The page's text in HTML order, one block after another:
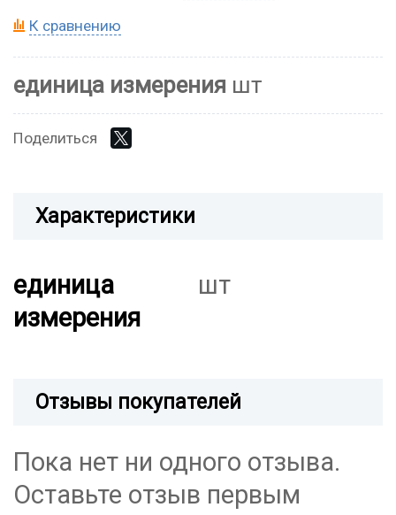
К сравнению
единица измерения шт
Поделиться
Характеристики
единица
измерения
шт
Отзывы покупателей
Пока нет ни одного отзыва.
Оставьте отзыв первым